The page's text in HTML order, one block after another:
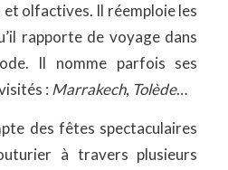
et olfactives. Il réemploie les
rapporte de voyage dans
Il nomme parfois ses
: Marrakech, Tolède…
des fêtes spectaculaires
à travers plusieurs